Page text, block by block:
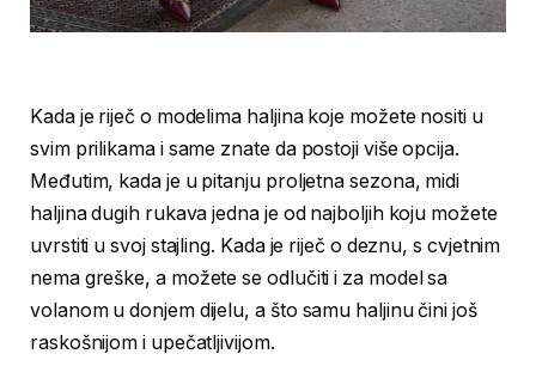
Kada je riječ o modelima haljina koje možete nositi u
svim prilikama i same znate da postoji više opcija.
Međutim, kada je u pitanju proljetna sezona, midi
haljina dugih rukava jedna je od najboljih koju možete
uvrstiti u svoj stajling. Kada je riječ o deznu, s cvjetnim
nema greške, a možete se odlučiti i za model sa
volanom u donjem dijelu, a što samu haljinu čini još
raskošnijom i upečatljivijom.